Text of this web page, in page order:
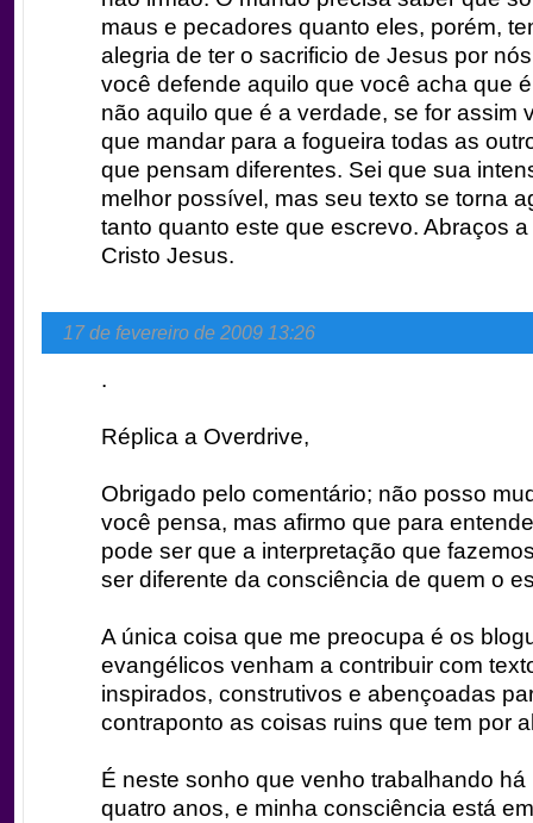
maus e pecadores quanto eles, porém,
alegria de ter o sacrificio de Jesus por
você defende aquilo que você acha que
não aquilo que é a verdade, se for assim
que mandar para a fogueira todas as
que pensam diferentes. Sei que sua
melhor possível, mas seu texto se torna
tanto quanto este que escrevo. Abraços
Cristo Jesus.
17 de fevereiro de 2009 13:26
.
Réplica a Overdrive,
Obrigado pelo comentário; não posso
você pensa, mas afirmo que para
pode ser que a interpretação que
ser diferente da consciência de quem o
A única coisa que me preocupa é os
evangélicos venham a contribuir com
inspirados, construtivos e abençoadas
contraponto as coisas ruins que tem por
É neste sonho que venho trabalhando há
quatro anos, e minha consciência está